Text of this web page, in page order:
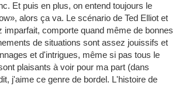
Et puis en plus, on entend toujours le
alors ça va. Le scénario de Ted Elliot et
imparfait, comporte quand même de bonnes
de situations sont assez jouissifs et
et d'intrigues, même si pas tous le
plaisants à voir pour ma part (dans
j'aime ce genre de bordel. L'histoire de